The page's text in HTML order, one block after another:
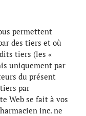
permettent
des tiers et où
tiers (les «
uniquement par
du présent
par
Web se fait à vos
inc. ne